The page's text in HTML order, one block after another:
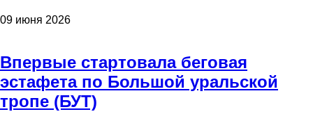
09 июня 2026
Впервые стартовала беговая
эстафета по Большой уральской
тропе (БУТ)